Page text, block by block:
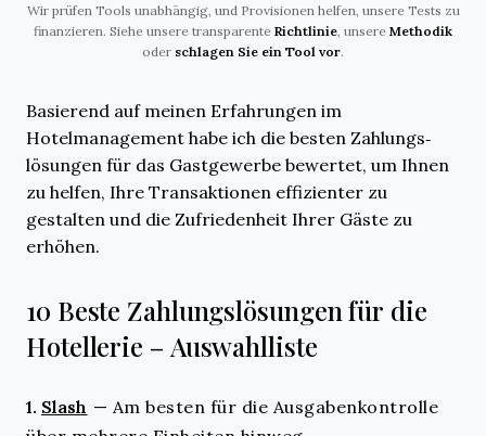
Wir prüfen Tools unabhängig, und Provisionen helfen, unsere Tests zu
finanzieren. Siehe unsere transparenteRichtlinie , unsereMethodik
oder schlagen Sie ein Tool vor.
Basierend auf meinen Erfahrungen im
Hotelmanagement habe ich die besten Zahlungs­
lösungen für das Gastgewerbe bewertet, um Ihnen
zu helfen, Ihre Transaktionen effizienter zu
gestalten und die Zufriedenheit Ihrer Gäste zu
erhöhen.
10 Beste Zahlungslösungen für die
Hotellerie – Auswahlliste
1. Slash — Am besten für die Ausgabenkontrolle